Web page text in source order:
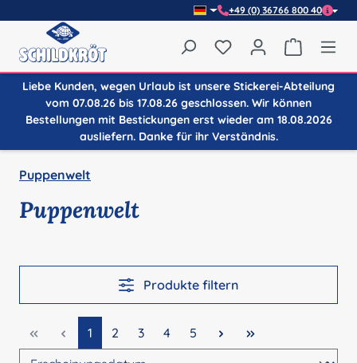
+49 (0) 36766 800 40
Du hast 0 Produkte
Liebe Kunden, wegen Urlaub ist unsere Stickerei-Abteilung
vom 07.08.26 bis 17.08.26 geschlossen. Wir können
Bestellungen mit Bestickungen erst wieder am 18.08.2026
ausliefern. Danke für ihr Verständnis.
Puppenwelt
Puppenwelt
Produkte filtern
Seite
1 Seite
2 Seite
3 Seite
4 Seite
5